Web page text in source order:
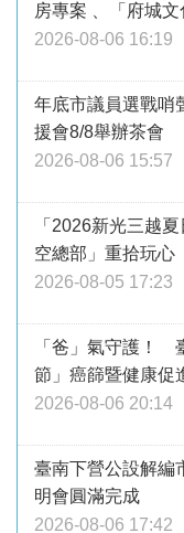
房專案 、「府城
2026-08-06 16:19
年底市議員選戰
援會8/8舉辦茶會
2026-08-06 15:57
「2026新光三越
空總部」重拾玩心
2026-08-05 17:23
「爸」氣守護！
節」癌篩暨健康促
2026-08-06 20:14
臺南下營公設解
明會圓滿完成
2026-08-06 17:42